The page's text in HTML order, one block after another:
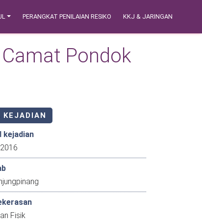
PERANGKAT PENILAIAN RESIKO KKJ & JARINGAN
Pondok
KEJADIAN
kejadian
16 May, 2016
Fisik